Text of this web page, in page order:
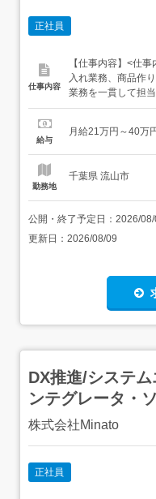
正社員
仕事内容
【仕事内容】<仕
入れ業務、商品作
業務を一貫して担
業務 仕入れ業務 地
入れ直後>上記業務
給与
月給21万円～40万
勤務地
千葉県 流山市
公開・終了予定日： 2026/08/
更新日： 2026/08/09
DX推進/システ
ンテグレータ・
株式会社Minato
正社員